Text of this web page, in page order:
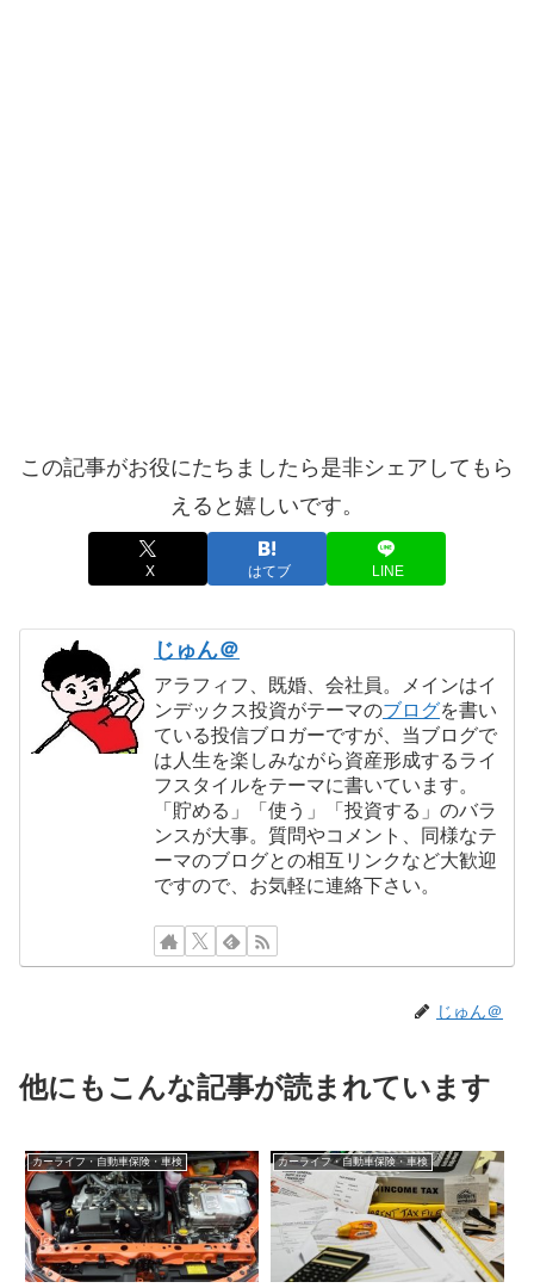
この記事がお役にたちましたら是非シェアしてもら
えると嬉しいです。
X はてブ LINE
じゅん＠
アラフィフ、既婚、会社員。メインはイ
ンデックス投資がテーマのブログを書い
ている投信ブロガーですが、当ブログで
は人生を楽しみながら資産形成するライ
フスタイルをテーマに書いています。
「貯める」「使う」「投資する」のバラ
ンスが大事。質問やコメント、同様なテ
ーマのブログとの相互リンクなど大歓迎
ですので、お気軽に連絡下さい。
じゅん＠
他にもこんな記事が読まれています
カーライフ・自動車保険・車検 カーライフ・自動車保険・車検